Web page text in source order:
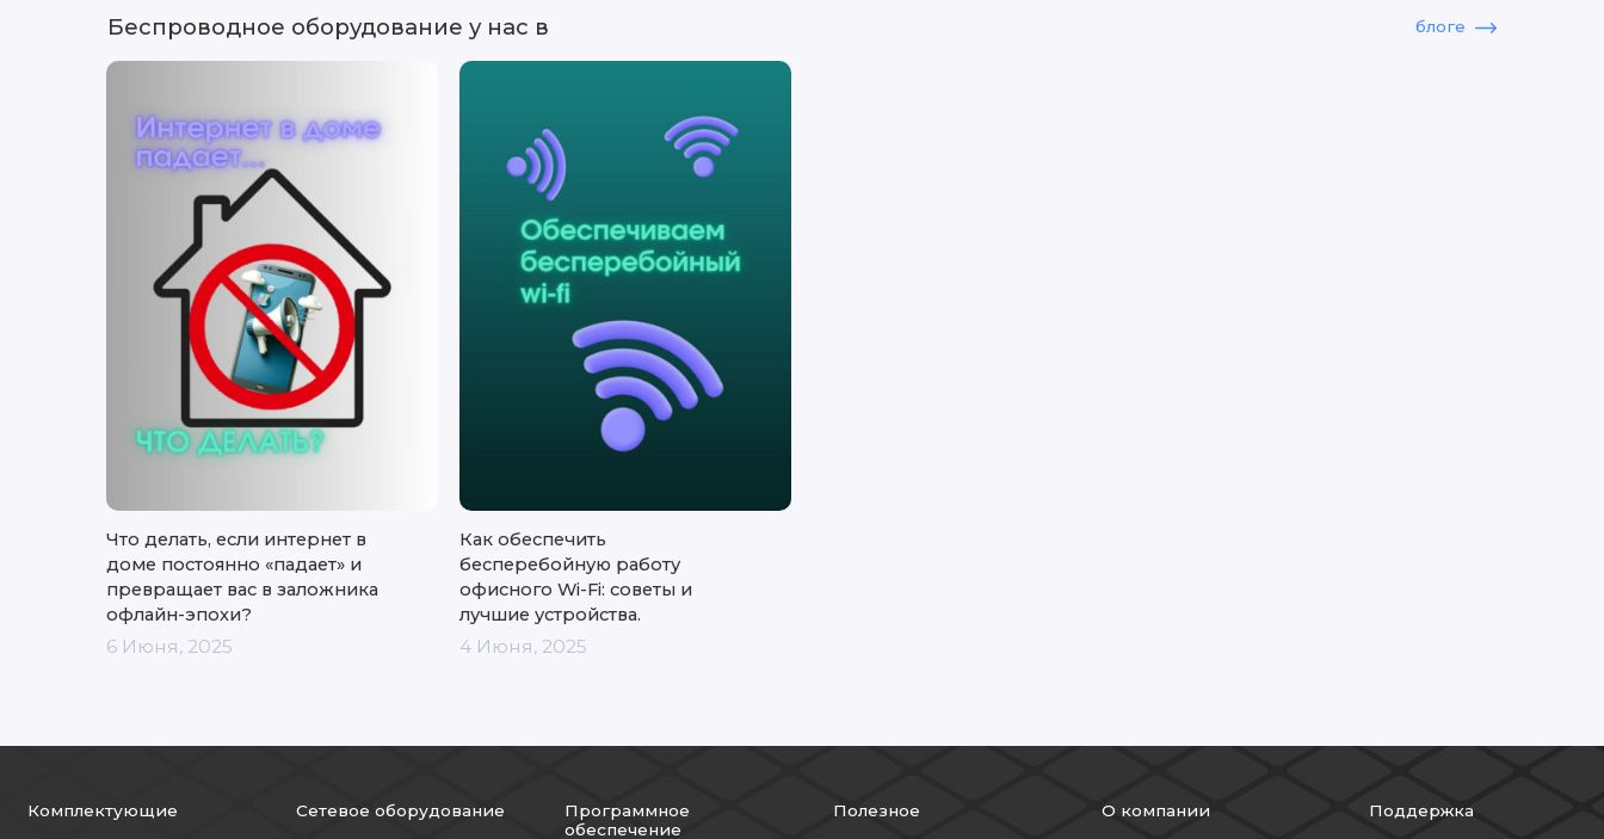
Беспроводное оборудование у нас в блоге
Что делать, если интернет в
доме постоянно «падает» и
превращает вас в заложника
офлайн-эпохи?
6 Июня, 2025
Как обеспечить
бесперебойную работу
офисного Wi-Fi: советы и
лучшие устройства.
4 Июня, 2025
Комплектующие Сетевое оборудование
Программное
обеспечение
Полезное О компании
Поддержка